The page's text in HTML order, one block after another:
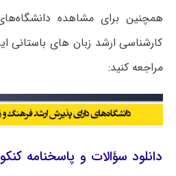
همچنین برای مشاهده
کارشناسی ارشد زبان های باستانی
مراجعه کنید:
دانلود سؤالات و پاسخنامه